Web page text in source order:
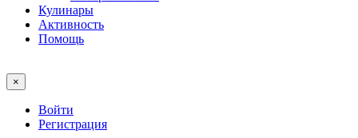
Кулинары
Активность
Помощь
×
Войти
Регистрация